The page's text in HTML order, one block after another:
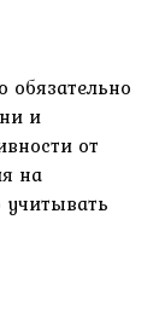
и
от
на
учитывать